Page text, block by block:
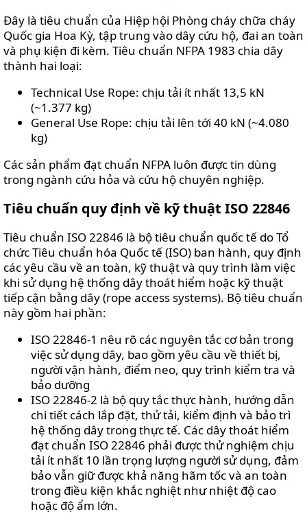
Đây là tiêu chuẩn của Hiệp hội Phòng cháy chữa cháy
Quốc gia Hoa Kỳ, tập trung vào dây cứu hộ, đai an toàn
và phụ kiện đi kèm. Tiêu chuẩn NFPA 1983 chia dây
thành hai loại:
Technical Use Rope: chịu tải ít nhất 13,5 kN
(~1.377 kg)
General Use Rope: chịu tải lên tới 40 kN (~4.080
kg)
Các sản phẩm đạt chuẩn NFPA luôn được tin dùng
trong ngành cứu hỏa và cứu hộ chuyên nghiệp.
Tiêu chuẩn quy định về kỹ thuật ISO 22846
Tiêu chuẩn ISO 22846 là bộ tiêu chuẩn quốc tế do Tổ
chức Tiêu chuẩn hóa Quốc tế (ISO) ban hành, quy định
các yêu cầu về an toàn, kỹ thuật và quy trình làm việc
khi sử dụng hệ thống dây thoát hiểm hoặc kỹ thuật
tiếp cận bằng dây (rope access systems). Bộ tiêu chuẩn
này gồm hai phần:
ISO 22846-1 nêu rõ các nguyên tắc cơ bản trong
việc sử dụng dây, bao gồm yêu cầu về thiết bị,
người vận hành, điểm neo, quy trình kiểm tra và
bảo dưỡng
ISO 22846-2 là bộ quy tắc thực hành, hướng dẫn
chi tiết cách lắp đặt, thử tải, kiểm định và bảo trì
hệ thống dây trong thực tế. Các dây thoát hiểm
đạt chuẩn ISO 22846 phải được thử nghiệm chịu
tải ít nhất 10 lần trọng lượng người sử dụng, đảm
bảo vẫn giữ được khả năng hãm tốc và an toàn
trong điều kiện khắc nghiệt như nhiệt độ cao
hoặc độ ẩm lớn.